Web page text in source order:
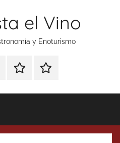
el Vino
y Enoturismo
RankingContacto